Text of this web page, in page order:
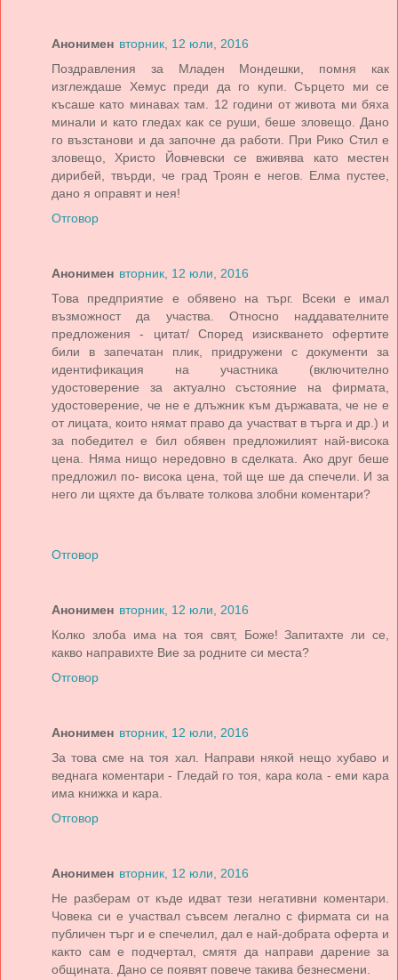
Анонимен вторник, 12 юли, 2016
Поздравления за Младен Мондешки, помня как
изглеждаше Хемус преди да го купи. Сърцето ми се
късаше като минавах там. 12 години от живота ми бяха
минали и като гледах как се руши, беше зловещо. Дано
го възстанови и да започне да работи. При Рико Стил е
зловещо, Христо Йовчевски се вживява като местен
дирибей, твърди, че град Троян е негов. Елма пустее,
дано я оправят и нея!
Отговор
Анонимен вторник, 12 юли, 2016
Това предприятие е обявено на търг. Всеки е имал
възможност да участва. Относно наддавателните
предложения - цитат/ Според изискването офертите
били в запечатан плик, придружени с документи за
идентификация на участника (включително
удостоверение за актуално състояние на фирмата,
удостоверение, че не е длъжник към държавата, че не е
от лицата, които нямат право да участват в търга и др.) и
за победител е бил обявен предложилият най-висока
цена. Няма нищо нередовно в сделката. Ако друг беше
предложил по- висока цена, той ще ше да спечели. И за
него ли щяхте да бълвате толкова злобни коментари?
Отговор
Анонимен вторник, 12 юли, 2016
Колко злоба има на тоя свят, Боже! Запитахте ли се,
какво направихте Вие за родните си места?
Отговор
Анонимен вторник, 12 юли, 2016
За това сме на тоя хал. Направи някой нещо хубаво и
веднага коментари - Гледай го тоя, кара кола - еми кара
има книжка и кара.
Отговор
Анонимен вторник, 12 юли, 2016
Не разберам от къде идват тези негативни коментари.
Човека си е участвал съвсем легално с фирмата си на
публичен търг и е спечелил, дал е най-добрата оферта и
както сам е подчертал, смятя да направи дарение за
общината. Дано се появят повече такива безнесмени.